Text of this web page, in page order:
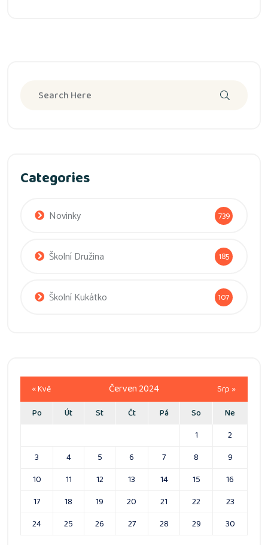
Categories
Novinky 739
Školní Družina 185
Školní Kukátko 107
Červen 2024
Po Út St Čt Pá So
Ne
1
2
3
4 5 6 7 8
9
10
11 12 13 14 15
16
17
18 19 20 21 22
23
24
25 26 27 28 29 30
« Kvě Srp »